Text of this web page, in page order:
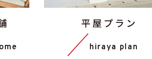
平屋プラン
hiraya plan